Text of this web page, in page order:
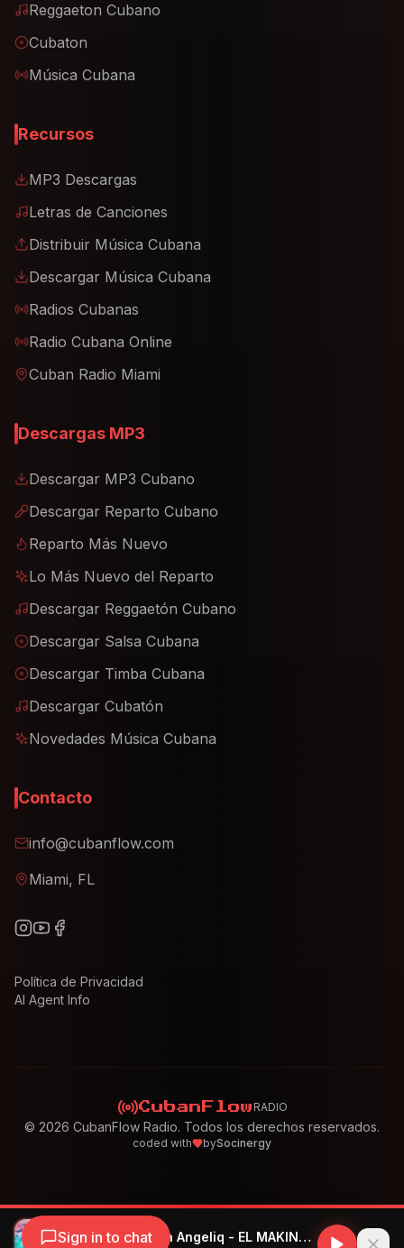
KAROL G, Mariah Angeliq - EL MAKINON
Sign in to chat
Reggaeton Cubano
Cubaton
Música Cubana
Recursos
MP3 Descargas
Letras de Canciones
Distribuir Música Cubana
Descargar Música Cubana
Radios Cubanas
Radio Cubana Online
Cuban Radio Miami
Descargas MP3
Descargar MP3 Cubano
Descargar Reparto Cubano
Reparto Más Nuevo
Lo Más Nuevo del Reparto
Descargar Reggaetón Cubano
Descargar Salsa Cubana
Descargar Timba Cubana
Descargar Cubatón
Novedades Música Cubana
Contacto
info@cubanflow.com
Miami, FL
Política de Privacidad
AI Agent Info
CubanFlow RADIO
© 2026 CubanFlow Radio. Todos los derechos reservados.
coded with bySocinergy